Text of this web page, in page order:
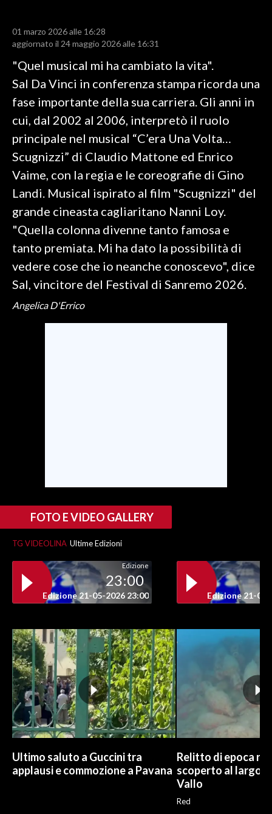
RISULTATI E CLASSIFICHE
CALCIO REGIONALE
BASKET
VOLLEY
MOTORI
TENNIS
ALTRI SPORT
CULTURA
SPETTACOLI
GOSSIP
SALUTE
SARDEGNA TURISMO
ABBONATI
ANNUNCI
NECROLOGI
PUBBLICITÀ
SPIAGGE
STORE
01 marzo 2026 alle 16:28
aggiornato il 24 maggio 2026 alle 16:31
"Quel musical mi ha cambiato la vita".
Sal Da Vinci in conferenza stampa ricorda una
fase importante della sua carriera. Gli anni in
cui, dal 2002 al 2006, interpretò il ruolo
principale nel musical “C’era Una Volta…
Scugnizzi” di Claudio Mattone ed Enrico
Vaime, con la regia e le coreografie di Gino
Landi. Musical ispirato al film "Scugnizzi" del
grande cineasta cagliaritano Nanni Loy.
"Quella colonna divenne tanto famosa e
tanto premiata. Mi ha dato la possibilità di
vedere cose che io neanche conoscevo", dice
Sal, vincitore del Festival di Sanremo 2026.
Angelica D'Errico
FOTO E VIDEO GALLERY
TG VIDEOLINA Ultime Edizioni
Edizione
23:00
Edizione 21-05-2026 23:00 Edizione 21-05-
Ultimo saluto a Guccini tra
applausi e commozione a Pavana
Relitto di epoca
scoperto al largo
Vallo
Red